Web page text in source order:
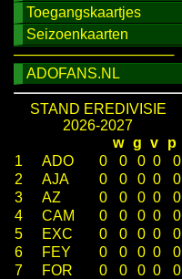
Toegangskaartjes
Seizoenkaarten
────────────────
ADOFANS.NL
STAND EREDIVISIE
2026-2027
w g v
p
1
ADO 0 0 0 0
0
2
AJA 0 0 0 0
0
3
AZ 0 0 0 0
0
4
CAM 0 0 0 0
0
5
EXC 0 0 0 0
0
6
FEY 0 0 0 0
0
7
FOR 0 0 0 0
0